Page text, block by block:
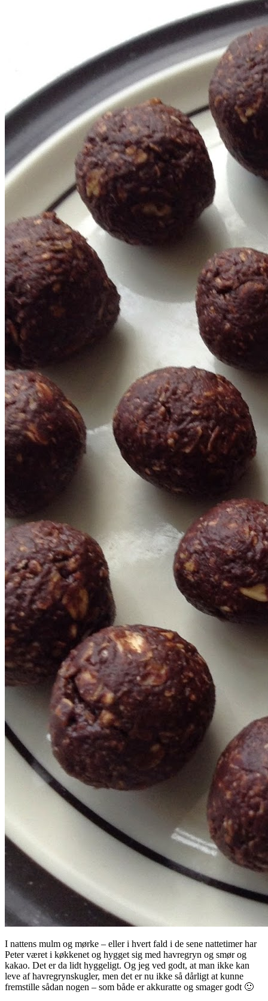
I nattens mulm og mørke – eller i hvert fald i de sene nattetimer har
Peter været i køkkenet og hygget sig med havregryn og smør og
kakao. Det er da lidt hyggeligt. Og jeg ved godt, at man ikke kan
leve af havregrynskugler, men det er nu ikke så dårligt at kunne
fremstille sådan nogen – som både er akkuratte og smager godt 🙂